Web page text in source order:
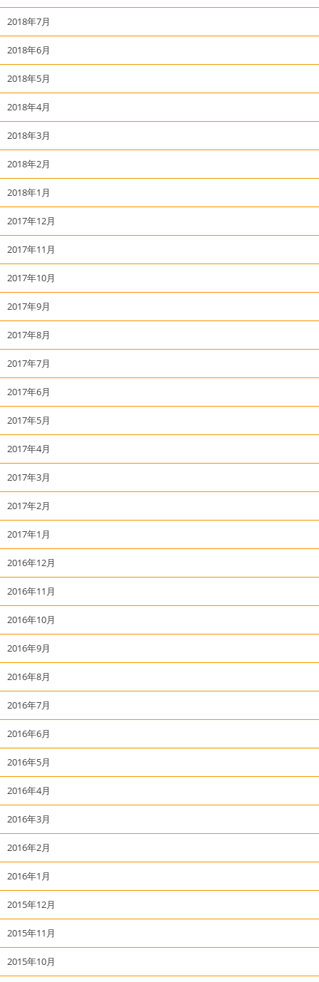
2018年7月
2018年6月
2018年5月
2018年4月
2018年3月
2018年2月
2018年1月
2017年12月
2017年11月
2017年10月
2017年9月
2017年8月
2017年7月
2017年6月
2017年5月
2017年4月
2017年3月
2017年2月
2017年1月
2016年12月
2016年11月
2016年10月
2016年9月
2016年8月
2016年7月
2016年6月
2016年5月
2016年4月
2016年3月
2016年2月
2016年1月
2015年12月
2015年11月
2015年10月